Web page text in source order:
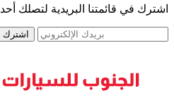
في قائمتنا البريدية لتصلك أحدث
اشترك